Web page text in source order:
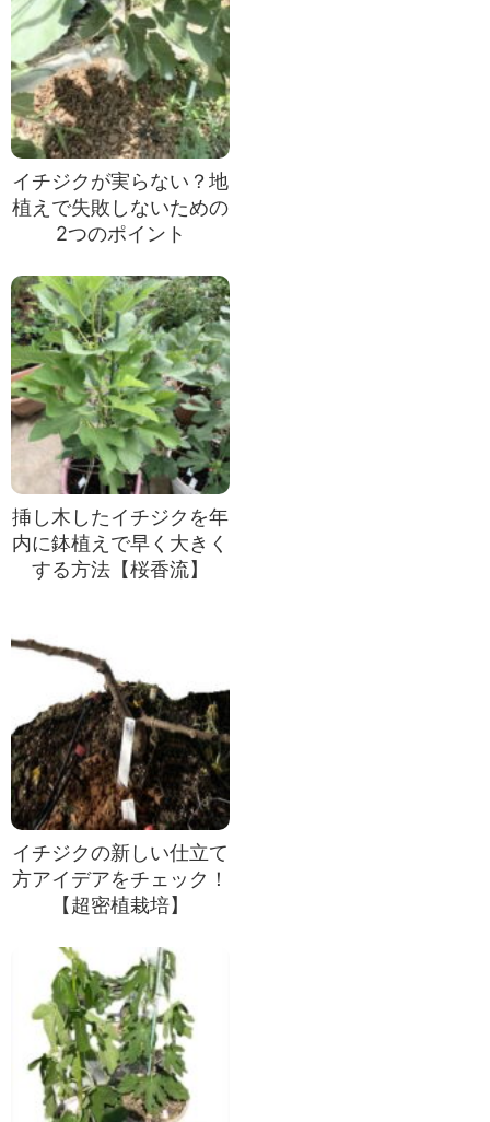
イチジクが実らない？地
植えで失敗しないための
2つのポイント
挿し木したイチジクを年
内に鉢植えで早く大きく
する方法【桜香流】
イチジクの新しい仕立て
方アイデアをチェック！
【超密植栽培】